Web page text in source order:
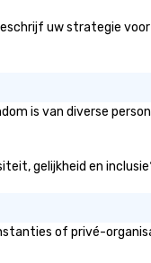
uw strategie
is van diverse
gelijkheid en
of privé-